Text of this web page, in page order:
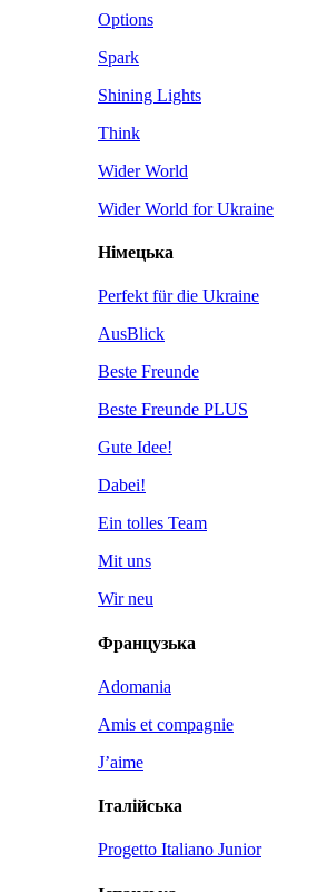
Options
Spark
Shining Lights
Think
Wider World
Wider World for Ukraine
Німецька
Perfekt für die Ukraine
AusBlick
Beste Freunde
Beste Freunde PLUS
Gute Idee!
Dabei!
Ein tolles Team
Mit uns
Wir neu
Французька
Adomania
Amis et compagnie
J’aime
Італійська
Progetto Italiano Junior